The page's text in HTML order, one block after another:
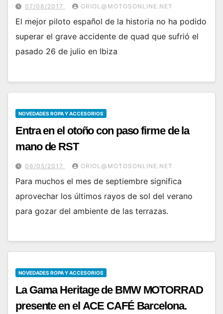
07/08/2017 ORIOL@MOTOSONLINE.NET
El mejor piloto español de la historia no ha podido
superar el grave accidente de quad que sufrió el
pasado 26 de julio en Ibiza
NOVEDADES ROPA Y ACCESORIOS
Entra en el otoño con paso firme de la
mano de RST
06/05/2017 ORIOL@MOTOSONLINE.NET
Para muchos el mes de septiembre significa
aprovechar los últimos rayos de sol del verano
para gozar del ambiente de las terrazas.
NOVEDADES ROPA Y ACCESORIOS
La Gama Heritage de BMW MOTORRAD
presente en el ACE CAFÉ Barcelona.